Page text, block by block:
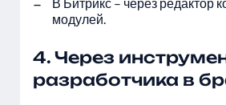
модулей.
4. Через
разработчика в